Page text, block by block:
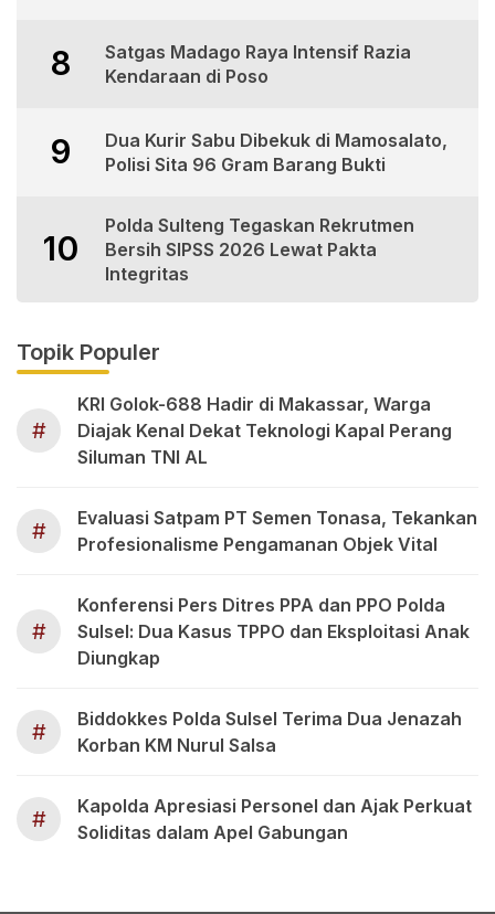
8
Satgas Madago Raya Intensif Razia
Kendaraan di Poso
9
Dua Kurir Sabu Dibekuk di Mamosalato,
Polisi Sita 96 Gram Barang Bukti
10
Polda Sulteng Tegaskan Rekrutmen
Bersih SIPSS 2026 Lewat Pakta
Integritas
Topik Populer
#
KRI Golok-688 Hadir di Makassar, Warga
Diajak Kenal Dekat Teknologi Kapal Perang
Siluman TNI AL
#
Evaluasi Satpam PT Semen Tonasa, Tekankan
Profesionalisme Pengamanan Objek Vital
#
Konferensi Pers Ditres PPA dan PPO Polda
Sulsel: Dua Kasus TPPO dan Eksploitasi Anak
Diungkap
#
Biddokkes Polda Sulsel Terima Dua Jenazah
Korban KM Nurul Salsa
#
Kapolda Apresiasi Personel dan Ajak Perkuat
Soliditas dalam Apel Gabungan